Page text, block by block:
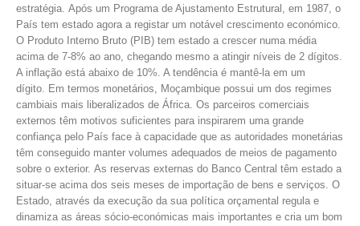
estratégia. Após um Programa de Ajustamento Estrutural, em 1987, o
País tem estado agora a registar um notável crescimento económico.
O Produto Interno Bruto (PIB) tem estado a crescer numa média
acima de 7-8% ao ano, chegando mesmo a atingir níveis de 2 dígitos.
A inflação está abaixo de 10%. A tendência é mantê-la em um
dígito. Em termos monetários, Moçambique possui um dos regimes
cambiais mais liberalizados de África. Os parceiros comerciais
externos têm motivos suficientes para inspirarem uma grande
confiança pelo País face à capacidade que as autoridades monetárias
têm conseguido manter volumes adequados de meios de pagamento
sobre o exterior. As reservas externas do Banco Central têm estado a
situar-se acima dos seis meses de importação de bens e serviços. O
Estado, através da execução da sua política orçamental regula e
dinamiza as áreas sócio-económicas mais importantes e cria um bom